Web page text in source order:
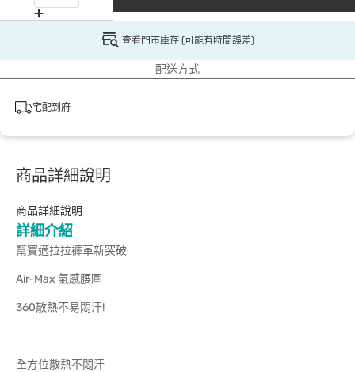
查看門市庫存 (可能有時間誤差)
配送方式
宅配到府
商品詳細說明
商品詳細說明
詳細介紹
幫寶適拉拉褲革新突破
Air-Max 氣感腰圍
360散熱不易悶汗!
全方位散熱不悶汗